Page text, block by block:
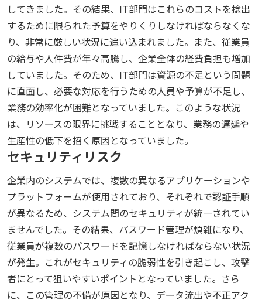
してきました。その結果、IT部門はこれらのコストを捻出
するために限られた予算をやりくりしなければならなくな
り、非常に厳しい状況に追い込まれました。また、従業員
の給与や人件費が年々高騰し、企業全体の経費負担も増加
していました。そのため、IT部門は資源の不足という問題
に直面し、必要な対応を行うための人員や予算が不足し、
業務の効率化が困難となっていました。このような状況
は、リソースの限界に挑戦することとなり、業務の遅延や
生産性の低下を招く原因となっていました。
セキュリティリスク
企業内のシステムでは、複数の異なるアプリケーションや
プラットフォームが使用されており、それぞれで認証手順
が異なるため、システム間のセキュリティが統一されてい
ませんでした。その結果、パスワード管理が煩雑になり、
従業員が複数のパスワードを記憶しなければならない状況
が発生。これがセキュリティの脆弱性を引き起こし、攻撃
者にとって狙いやすいポイントとなっていました。さら
に、この管理の不備が原因となり、データ流出や不正アク